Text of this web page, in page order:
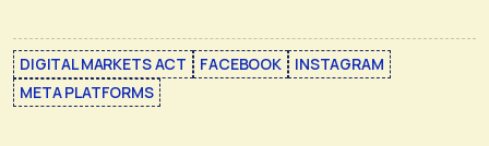
DIGITAL MARKETS ACT FACEBOOK
INSTAGRAM
META PLATFORMS